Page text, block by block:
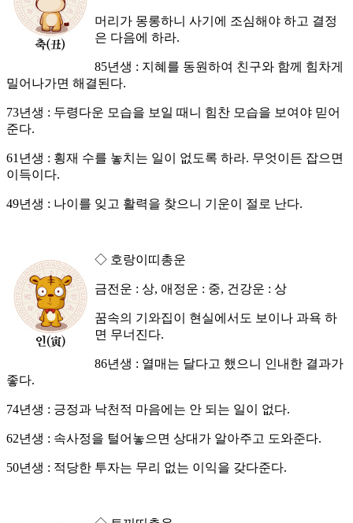
머리가 몽롱하니 사기에 조심해야 하고 결정
은 다음에 하라.
85년생 : 지혜를 동원하여 친구와 함께 힘차게
밀어나가면 해결된다.
73년생 : 두령다운 모습을 보일 때니 힘찬 모습을 보여야 믿어
준다.
61년생 : 횡재 수를 놓치는 일이 없도록 하라. 무엇이든 잡으면
이득이다.
49년생 : 나이를 잊고 활력을 찾으니 기운이 절로 난다.
◇ 호랑이띠총운
금전운 : 상, 애정운 : 중, 건강운 : 상
꿈속의 기와집이 현실에서도 보이나 과욕 하
면 무너진다.
86년생 : 열매는 달다고 했으니 인내한 결과가
좋다.
74년생 : 긍정과 낙천적 마음에는 안 되는 일이 없다.
62년생 : 속사정을 털어놓으면 상대가 알아주고 도와준다.
50년생 : 적당한 투자는 무리 없는 이익을 갖다준다.